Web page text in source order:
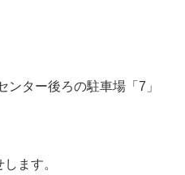
ター後ろの駐車場「7」
ます。